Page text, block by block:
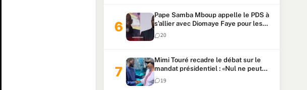
Pape Samba Mboup appelle le PDS à
s’allier avec Diomaye Faye pour les
locales et tacle Sonko
20
Mimi Touré recadre le débat sur le
mandat présidentiel : «Nul ne peut
faire plus de deux mandats
consécutifs de 5 ans»
19